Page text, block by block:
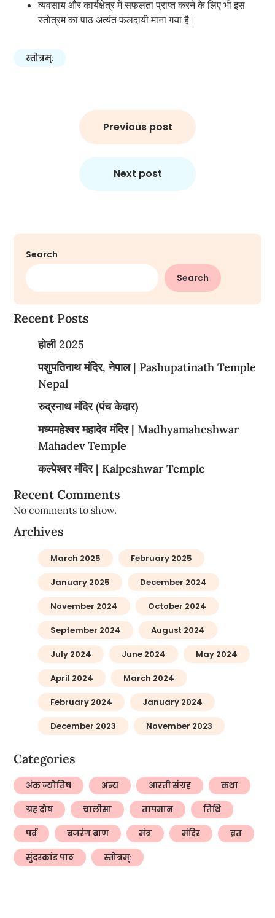
व्यवसाय और कार्यक्षेत्र में सफलता प्राप्त करने के लिए भी इस
स्तोत्रम का पाठ अत्यंत फलदायी माना गया है।
स्तोत्रम्:
Previous post
Next post
Search
Search
Recent Posts
होली 2025
पशुपतिनाथ मंदिर, नेपाल | Pashupatinath Temple
Nepal
रुद्रनाथ मंदिर (पंच केदार)
मध्यमहेश्वर महादेव मंदिर | Madhyamaheshwar
Mahadev Temple
कल्पेश्वर मंदिर | Kalpeshwar Temple
Recent Comments
No comments to show.
Archives
March 2025 February 2025
January 2025 December 2024
November 2024 October 2024
September 2024 August 2024
July 2024 June 2024 May 2024
April 2024 March 2024
February 2024 January 2024
December 2023 November 2023
Categories
अंक ज्योतिष अन्य आरती संग्रह कथा
ग्रह दोष चालीसा तापमान तिथि
पर्व बजरंग बाण मंत्र मंदिर व्रत
सुंदरकांड पाठ स्तोत्रम्: